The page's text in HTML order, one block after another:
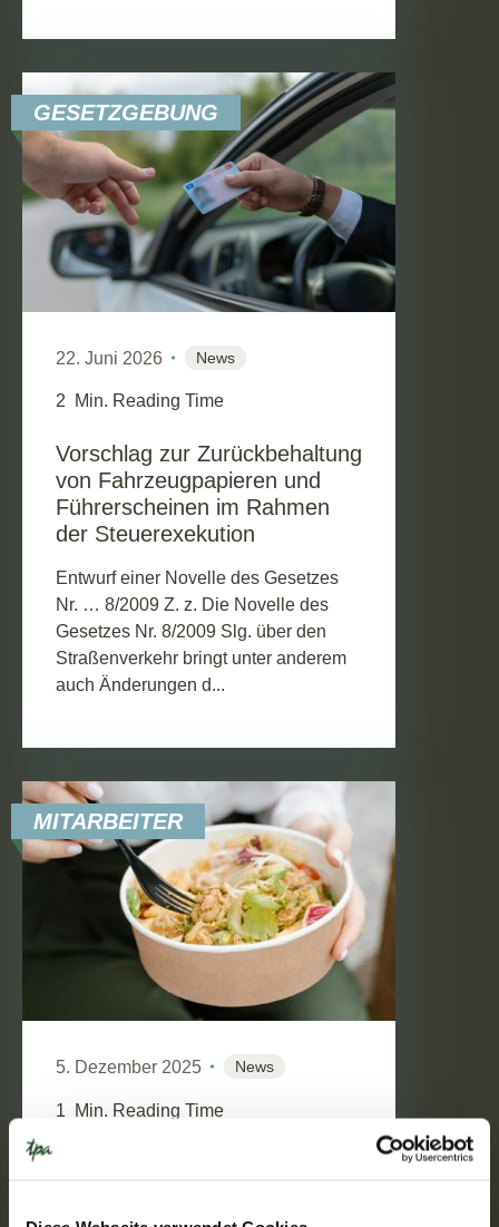
GESETZGEBUNG
22. Juni 2026 News
2 Min. Reading Time
Vorschlag zur Zurückbehaltung
von Fahrzeugpapieren und
Führerscheinen im Rahmen
der Steuerexekution
Entwurf einer Novelle des Gesetzes
Nr. … 8/2009 Z. z. Die Novelle des
Gesetzes Nr. 8/2009 Slg. über den
Straßenverkehr bringt unter anderem
auch Änderungen d...
MITARBEITER
5. Dezember 2025 News
1 Min. Reading Time
1.12.2025!